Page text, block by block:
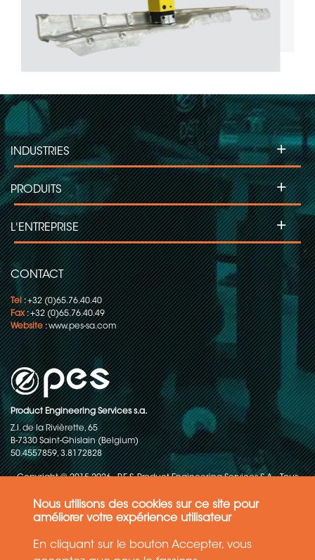
Nous utilisons des cookies sur ce site pour
améliorer votre expérience utilisateur
En cliquant sur le bouton Accepter, vous
CONTACT
Tel: +32 (0)65.76.40.40
Fax: +32 (0)65.76.40.49
Website:www.pes-sa.com
Product Engineering Services s.a.
Z.I. de la Rivièrette, 65
B-7330 Saint-Ghislain (Belgium)
50.4557859, 3.8172828
INDUSTRIES +
PRODUITS +
L'ENTREPRISE +
Copyright © 2015-2026 - P.E.S. Product Engineering Services S.A. - Tous
Politique de protection des données
Conditions générales de ventes